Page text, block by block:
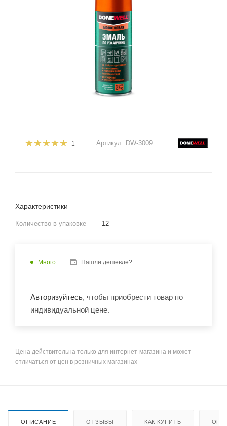
1 Артикул: DW-3009
Характеристики
Количество в упаковке — 12
Много Нашли дешевле?
Авторизуйтесь, чтобы приобрести товар по
индивидуальной цене.
Цена действительна только для интернет-магазина и может
отличаться от цен в розничных магазинах
ОПИСАНИЕ ОТЗЫВЫ КАК КУПИТЬ